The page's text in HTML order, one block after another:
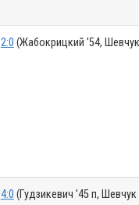
2:0 (Жабокрицкий '54,
4:0 (Гудзикевич '45 п,